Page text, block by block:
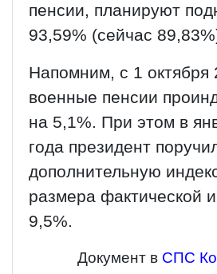
пенсии, планируют
93,59% (сейчас
Напомним, с 1 октября
военные пенсии
на 5,1%. При этом в
года президент
дополнительную
размера фактической
9,5%.
Документ в СПС